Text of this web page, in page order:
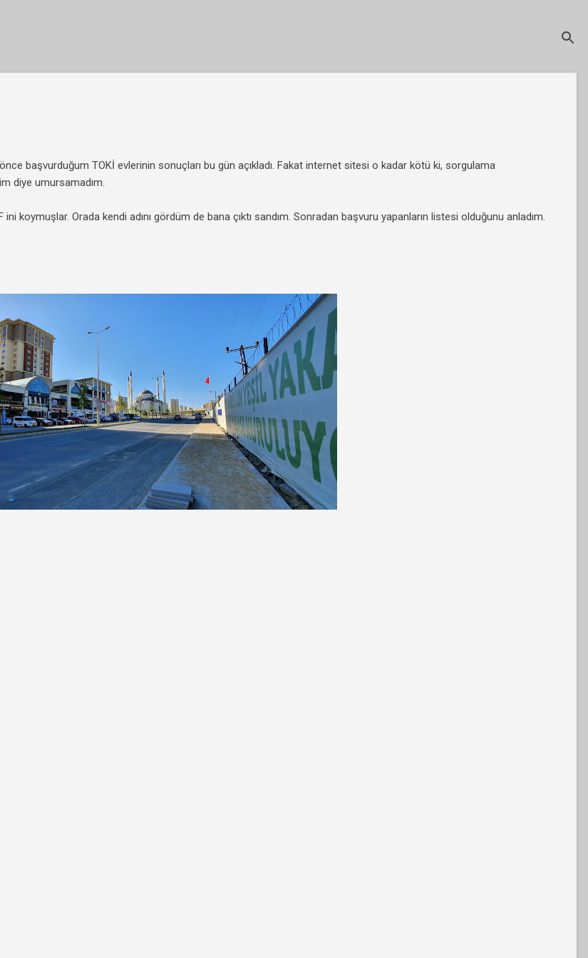
başvurduğum TOKİ evlerinin sonuçları bu gün açıkladı. Fakat internet sitesi o kadar kötü ki, sorgulama
diye umursamadım.
koymuşlar. Orada kendi adını gördüm de bana çıktı sandım. Sonradan başvuru yapanların listesi olduğunu anladım.